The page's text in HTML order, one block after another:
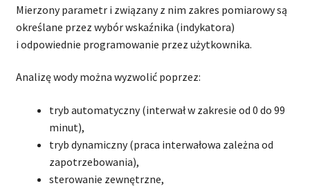
Mierzony parametr i związany z nim zakres pomiarowy są
określane przez wybór wskaźnika (indykatora)
i odpowiednie programowanie przez użytkownika.
Analizę wody można wyzwolić poprzez:
tryb automatyczny (interwał w zakresie od 0 do 99
minut),
tryb dynamiczny (praca interwałowa zależna od
zapotrzebowania),
sterowanie zewnętrzne,